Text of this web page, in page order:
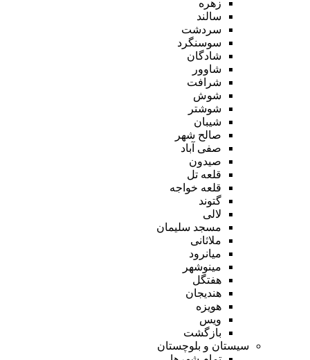
زهره
سالند
سردشت
سوسنگرد
شادگان
شاوور
شرافت
شوش
شوشتر
شیبان
صالح شهر
صفی آباد
صیدون
قلعه تل
قلعه خواجه
گتوند
لالی
مسجد سلیمان
ملاثانی
میانرود
مینوشهر
هفتگل
هندیجان
هویزه
ویس
بازگشت
سیستان و بلوچستان